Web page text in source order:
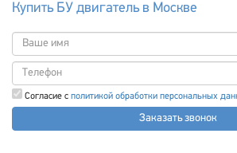
Купить БУ двигатель в Москве
Согласие с политикой обработки персональных
Заказать звонок